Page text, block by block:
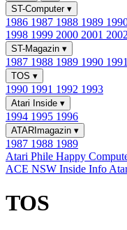
ST-Computer ▾
1986 1987 1988 1989
1998 1999 2000 2001 2002
ST-Magazin ▾
1987 1988 1989 1990 1991
TOS ▾
1990 1991 1992 1993
Atari Inside ▾
1994 1995 1996
ATARImagazin ▾
1987 1988 1989
Atari Phile Happy
ACE NSW Inside Info
TOS